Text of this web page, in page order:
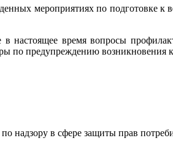
мероприятиях по подготовке к
в настоящее время вопросы
по предупреждению возникновения
надзору в сфере защиты прав